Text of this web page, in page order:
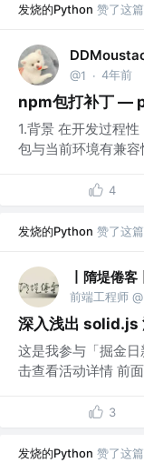
发烧的Python 赞了这
@1 · 4年前
npm包打补丁 —
1.背景 在开发过程
包与当前环境有兼
4
发烧的Python 赞了这
丨隋堤倦客丨
深入浅出
这是我参与「掘金
击查看活动详情 前
3
发烧的Python 赞了这